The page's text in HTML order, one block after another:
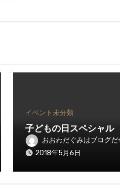
イベント未分類
子どもの日スペシャル
おおわだぐみはブログだ
2018年5月6日